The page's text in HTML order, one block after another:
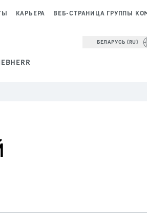
ВЕБ-СТРАНИЦА ГРУППЫ
КАРЬЕРА
БЕЛАРУСЬ (RU)